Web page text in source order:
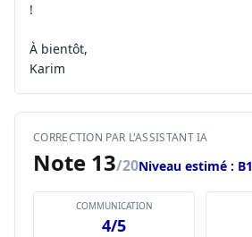
!
À bientôt,
Karim
CORRECTION PAR L'ASSISTANT IA
Note 13/20Niveau estimé : B1
COMMUNICATION
4/5